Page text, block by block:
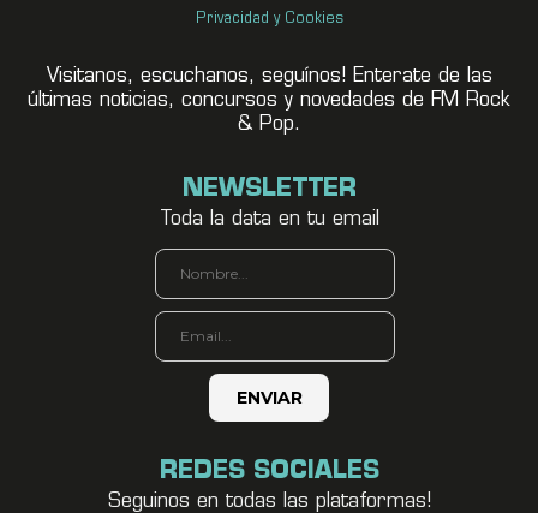
Privacidad y Cookies
Visitanos, escuchanos, seguínos! Enterate de las
últimas noticias, concursos y novedades de FM Rock
& Pop.
NEWSLETTER
Toda la data en tu email
REDES SOCIALES
Seguinos en todas las plataformas!